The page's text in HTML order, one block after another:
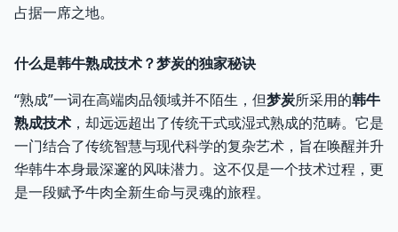
占据一席之地。
什么是韩牛熟成技术？梦炭的独家秘诀
“熟成”一词在高端肉品领域并不陌生，但梦炭所采用的韩牛
熟成技术 ，却远远超出了传统干式或湿式熟成的范畴。它是
一门结合了传统智慧与现代科学的复杂艺术，旨在唤醒并升
华韩牛本身最深邃的风味潜力。这不仅是一个技术过程，更
是一段赋予牛肉全新生命与灵魂的旅程。